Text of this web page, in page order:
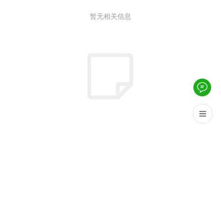
暂无相关信息